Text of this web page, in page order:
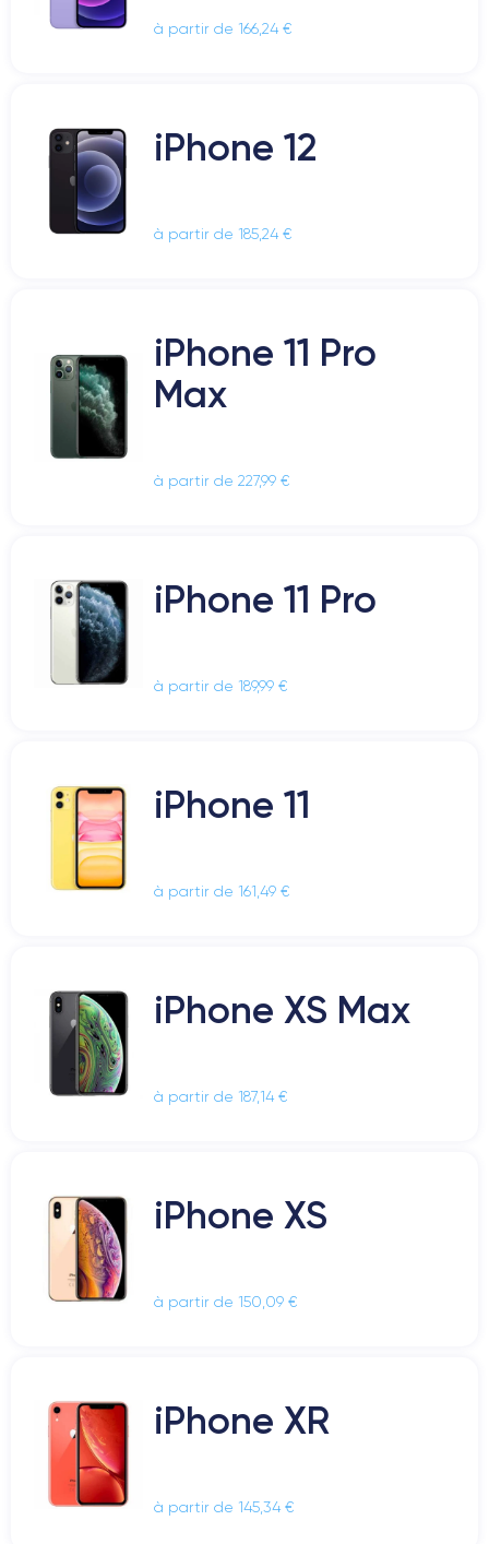
à partir de 166,24 €
iPhone 12
à partir de 185,24 €
iPhone 11 Pro
Max
à partir de 227,99 €
iPhone 11 Pro
à partir de 189,99 €
iPhone 11
à partir de 161,49 €
iPhone XS Max
à partir de 187,14 €
iPhone XS
à partir de 150,09 €
iPhone XR
à partir de 145,34 €